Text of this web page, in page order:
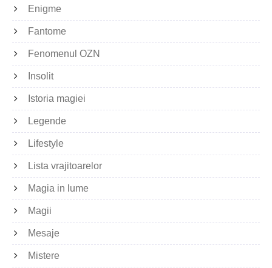
Enigme
Fantome
Fenomenul OZN
Insolit
Istoria magiei
Legende
Lifestyle
Lista vrajitoarelor
Magia in lume
Magii
Mesaje
Mistere